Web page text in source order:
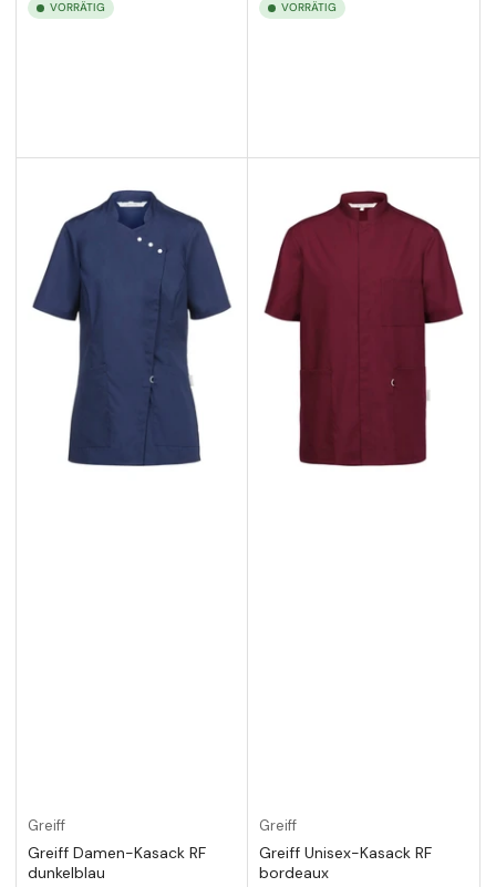
VORRÄTIG VORRÄTIG
Greiff
Greiff Damen-Kasack RF
dunkelblau
Greiff
Greiff Unisex-Kasack RF
bordeaux